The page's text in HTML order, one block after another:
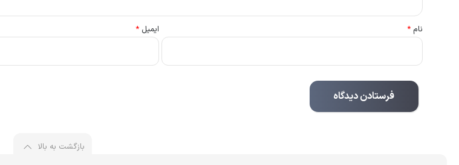
نام* ایمیل*
بازگشت به بالا